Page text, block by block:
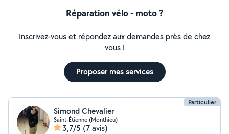
Réparation vélo - moto ?
Inscrivez-vous et répondez aux demandes près de chez
vous !
Proposer mes services
Particulier
Simond Chevalier
Saint-Étienne (Monthieu)
3,7/5 (7 avis)